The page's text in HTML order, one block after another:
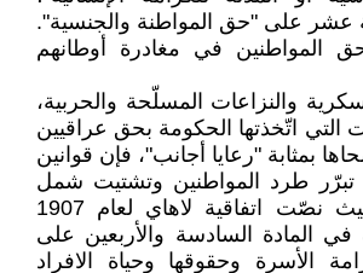
عشر على "حق المواطنة والجنسية".
في مغادرة أوطانهم
والنزاعات المسلّحة والحربية،
التي اتّخذتها الحكومة بحق عراقيين
بمثابة "رعايا أجانب"، فإن قوانين
تبرّر طرد المواطنين وتشتيت شمل
الأسر والعوائل، حيث نصّت اتفاقية لاهاي لعام 1907
المادة السادسة والأربعين على
الأسرة وحقوقها وحياة الافراد